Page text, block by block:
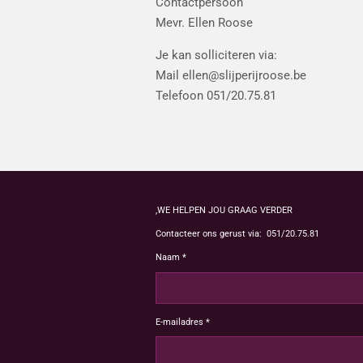
Mevr. Ellen Roose
Je kan solliciteren via:
Mail ellen@slijperijroose.be
Telefoon 051/20.75.81
,WE HELPEN JOU GRAAG VERDER
Contacteer ons gerust via: 051/20.75.81
Naam *
E-mailadres *